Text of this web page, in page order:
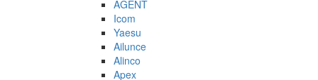
AGENT
Icom
Yaesu
Ailunce
Alinco
Apex